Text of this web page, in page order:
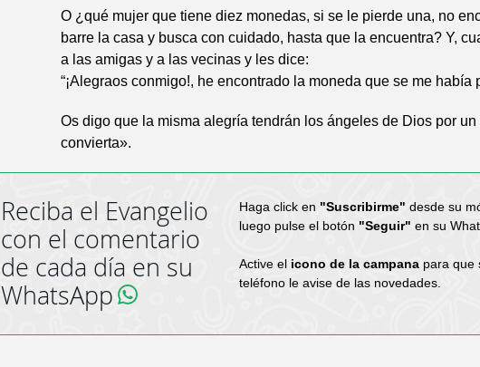
O ¿qué mujer que tiene diez monedas, si se le pierde una, no
barre la casa y busca con cuidado, hasta que la encuentra? Y,
a las amigas y a las vecinas y les dice:
“¡Alegraos conmigo!, he encontrado la moneda que se me había
Os digo que la misma alegría tendrán los ángeles de Dios por
convierta».
Reciba el Evangelio
con el comentario
de cada día en su
WhatsApp
Haga click en "Suscribirme" desde su
luego pulse el botón "Seguir" en su
Active el icono de la campanapara que
teléfono le avise de las novedades.